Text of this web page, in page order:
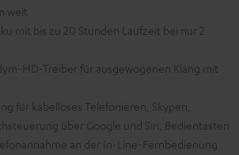
weit
mit bis zu 20 Stunden Laufzeit bei nur 2
HD-Treiber für ausgewogenen Klang mit
für kabelloses Telefonieren, Skypen,
über Google und Siri, Bedientasten
an der In-Line-Fernbedienung